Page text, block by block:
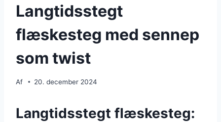
Langtidsstegt
flæskesteg med sennep
som twist
Af 20. december 2024
Langtidsstegt flæskesteg: